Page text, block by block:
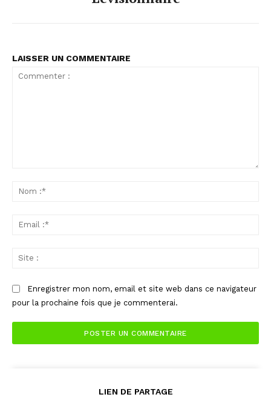
LAISSER UN COMMENTAIRE
Enregistrer mon nom, email et site web dans ce navigateur
pour la prochaine fois que je commenterai.
LIEN DE PARTAGE